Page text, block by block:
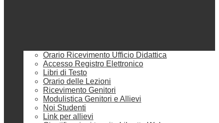
Orario Ricevimento Ufficio Didattica
Accesso Registro Elettronico
Libri di Testo
Orario delle Lezioni
Ricevimento Genitori
Modulistica Genitori e Allievi
Noi Studenti
Link per allievi